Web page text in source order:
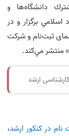
دانشگاه‌ها و
برگزار و در
ثبت‌نام و شرکت
منتشر مي‌کند.
ارشد
نام در کنکور ارشد،